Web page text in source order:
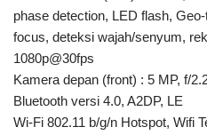
phase detection, LED flash,
focus, deteksi wajah/senyum,
1080p@30fps
Kamera depan (front) : 5 MP, f/
Bluetooth versi 4.0, A2DP, LE
Wi-Fi 802.11 b/g/n Hotspot, Wifi